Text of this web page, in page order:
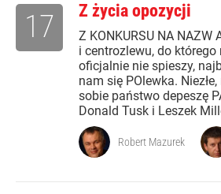
Z życia opozycji
Z KONKURSU NA NAZW
i centrozlewu, do
oficjalnie nie spieszy,
nam się POlewka.
sobie państwo depeszę
Donald Tusk i Leszek
17
Robert Mazurek